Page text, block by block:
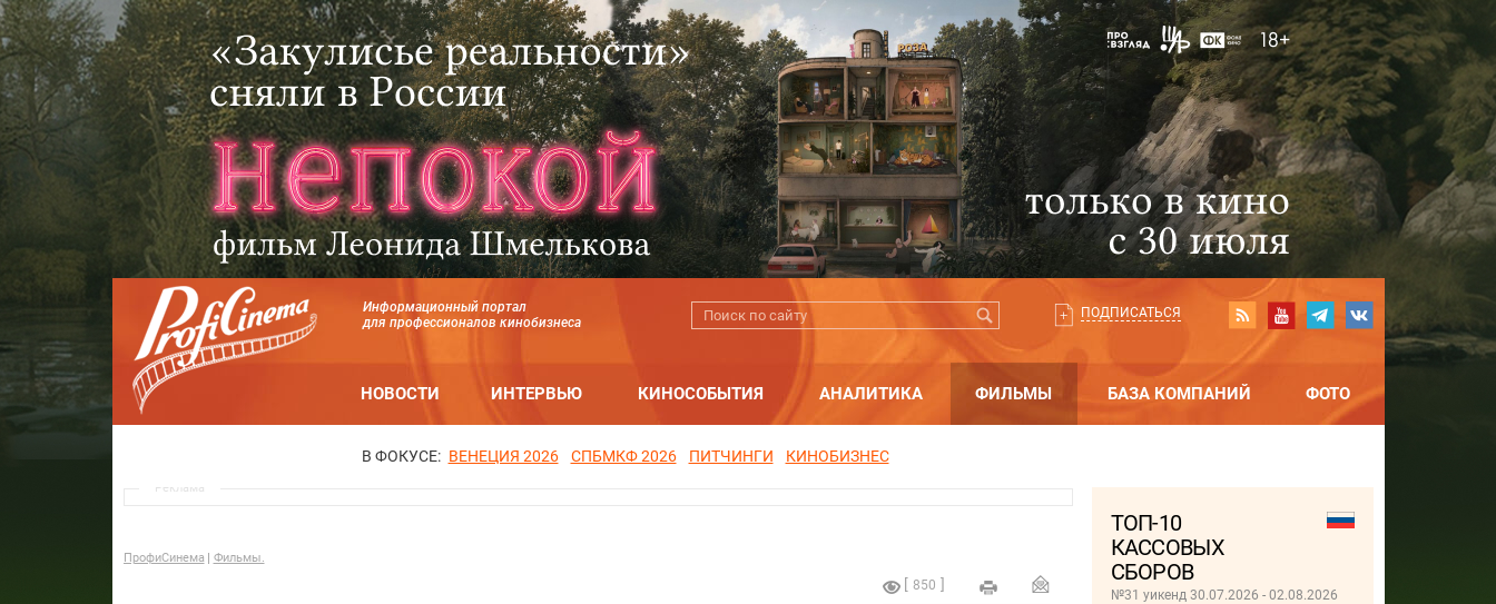
Информационный портал
для профессионалов кинобизнеса
ПОДПИСАТЬСЯ
НОВОСТИ ИНТЕРВЬЮ КИНОСОБЫТИЯ АНАЛИТИКА ФИЛЬМЫ БАЗА КОМПАНИЙ ФОТО
В ФОКУСЕ: ВЕНЕЦИЯ 2026 СПБМКФ 2026 ПИТЧИНГИ КИНОБИЗНЕС
ТОП-10
КАССОВЫХ
СБОРОВ
№31 уикенд 30.07.2026 - 02.08.2026
Реклама
ПрофиСинема Фильмы.
850